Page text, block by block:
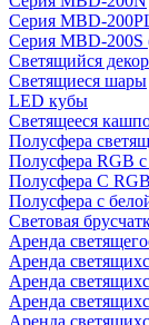
Серия MBD-
Серия MBD-200S
Светящийся декор
Светящиеся шары
LED кубы
Светящееся
Полусфера
Полусфера RGB
Полусфера С
Полусфера с
Световая
Аренда
Аренда
Аренда
Аренда
Аренда